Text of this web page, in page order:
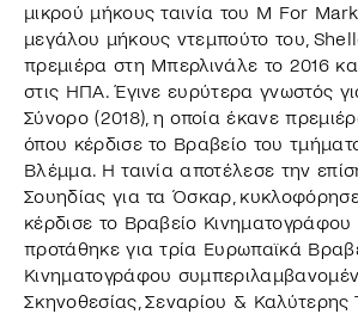
μικρού μήκους ταινία του M For
μεγάλου μήκους ντεμπούτο του,
πρεμιέρα στη Μπερλινάλε το 2016
στις ΗΠΑ. Έγινε ευρύτερα γνωστός
Σύνορο (2018), η οποία έκανε
όπου κέρδισε το Βραβείο του
Βλέμμα. Η ταινία αποτέλεσε την
Σουηδίας για τα Όσκαρ,
κέρδισε το Βραβείο Κινηματογράφου
προτάθηκε για τρία Ευρωπαϊκά
Κινηματογράφου
Σκηνοθεσίας, Σεναρίου & Καλύτερης